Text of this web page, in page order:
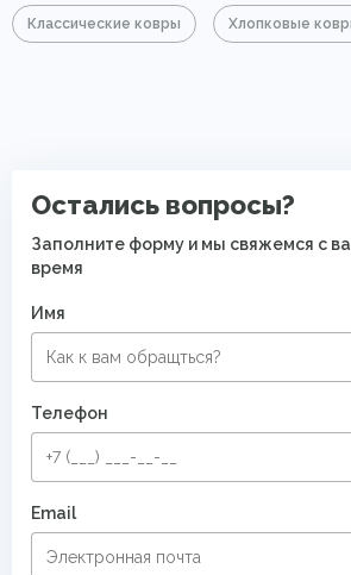
Классические ковры Хлопковые
Современные ковры в спальню
Безворсовые хлопковые ковры
Остались вопросы?
Заполните форму и мы свяжемся с
время
Имя
Телефон
Email